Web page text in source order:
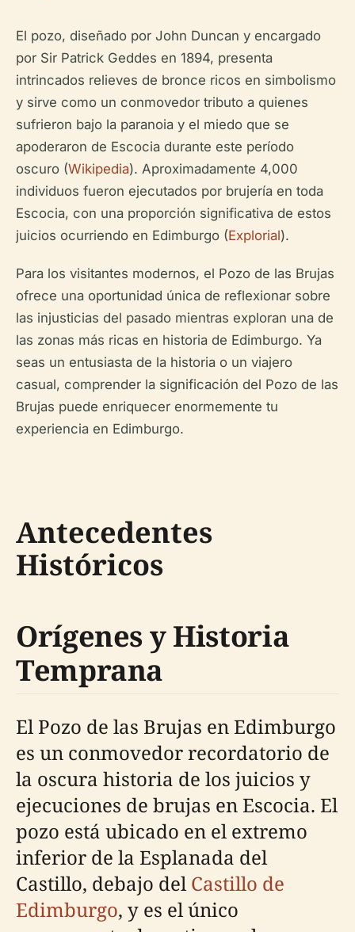
El pozo, diseñado por John Duncan y encargado
por Sir Patrick Geddes en 1894, presenta
intrincados relieves de bronce ricos en simbolismo
y sirve como un conmovedor tributo a quienes
sufrieron bajo la paranoia y el miedo que se
apoderaron de Escocia durante este período
oscuro (Wikipedia). Aproximadamente 4,000
individuos fueron ejecutados por brujería en toda
Escocia, con una proporción significativa de estos
juicios ocurriendo en Edimburgo (Explorial).
Para los visitantes modernos, el Pozo de las Brujas
ofrece una oportunidad única de reflexionar sobre
las injusticias del pasado mientras exploran una de
las zonas más ricas en historia de Edimburgo. Ya
seas un entusiasta de la historia o un viajero
casual, comprender la significación del Pozo de las
Brujas puede enriquecer enormemente tu
experiencia en Edimburgo.
Antecedentes
Históricos
Orígenes y Historia
Temprana
El Pozo de las Brujas en Edimburgo
es un conmovedor recordatorio de
la oscura historia de los juicios y
ejecuciones de brujas en Escocia. El
pozo está ubicado en el extremo
inferior de la Esplanada del
Castillo, debajo delCastillo de
Edimburgo, y es el único